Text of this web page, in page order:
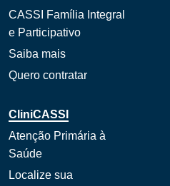
CASSI Família Integral
e Participativo
Saiba mais
Quero contratar
CliniCASSI
Atenção Primária à
Saúde
Localize sua